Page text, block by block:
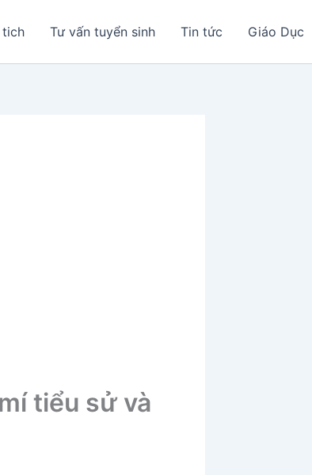
tich Tư vấn tuyển sinh Tin tức Giáo Dục
tiểu sử và